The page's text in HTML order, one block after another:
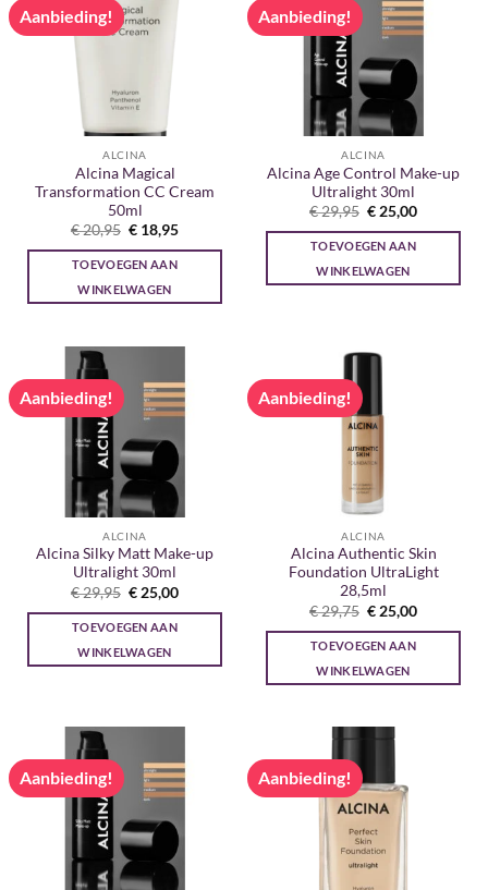
Aanbieding!
ALCINA
Alcina Magical
Transformation CC Cream
50ml
€20,95 Oorspronkelijke
prijs
was:
€ 20,95.
€ 18,95Huidige
is:
TOEVOEGEN AAN
WINKELWAGEN
Aanbieding!
ALCINA
Alcina Age Control Make-up
Ultralight 30ml
€29,95 Oorspronkelijke
prijs
was:
€ 29,95.
€ 25,00Huidige
is:
TOEVOEGEN AAN
WINKELWAGEN
Aanbieding!
ALCINA
Alcina Silky Matt Make-up
Ultralight 30ml
€29,95 Oorspronkelijke
prijs
was:
€ 29,95.
€ 25,00Huidige
is:
TOEVOEGEN AAN
WINKELWAGEN
Aanbieding!
ALCINA
Alcina Authentic Skin
Foundation UltraLight
28,5ml
€29,75 Oorspronkelijke
prijs
was:
€ 29,75.
€ 25,00Huidige
is:
TOEVOEGEN AAN
WINKELWAGEN
Aanbieding! Aanbieding!